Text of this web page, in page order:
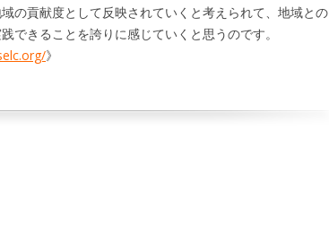
の貢献度として反映されていくと考えられて、地域との
できることを誇りに感じていくと思うのです。
》